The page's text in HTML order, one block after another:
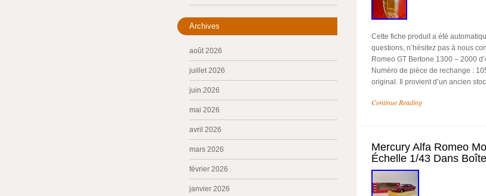
Cette fiche produit a été
questions, n’hésitez pas à nous
Romeo GT Bertone 1300 – 2000
Numéro de pièce de rechange :
original. Il provient d’un ancien
Continue Reading
Mercury Alfa Romeo
Échelle 1/43 Dans
Archives
août 2026
juillet 2026
juin 2026
mai 2026
avril 2026
mars 2026
février 2026
janvier 2026